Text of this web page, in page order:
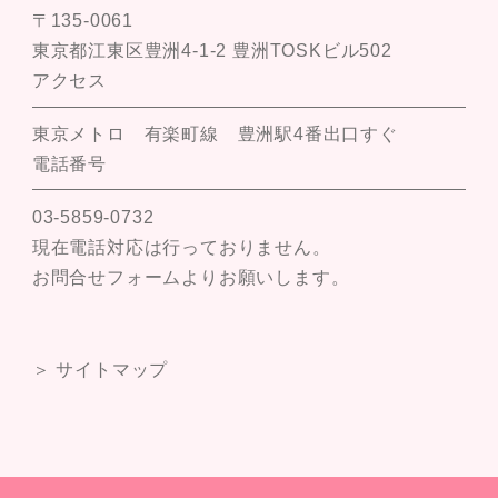
〒135-0061
東京都江東区豊洲4-1-2 豊洲TOSKビル502
アクセス
東京メトロ 有楽町線 豊洲駅4番出口すぐ
電話番号
03-5859-0732
現在電話対応は行っておりません。
お問合せフォームよりお願いします。
＞ サイトマップ